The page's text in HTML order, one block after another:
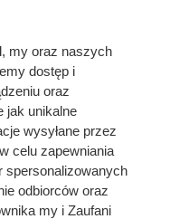
W
bez
my oraz naszych
dostęp i
oraz
jak unikalne
wysyłane przez
celu zapewniania
spersonalizowanych
odbiorców oraz
my i Zaufani